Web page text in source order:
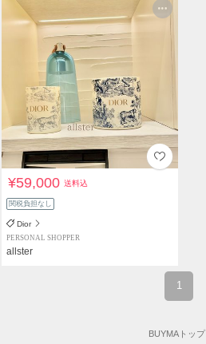
¥59,000送料込
関税負担なし
Dior
PERSONAL SHOPPER
allster
1
BUYMAトップ